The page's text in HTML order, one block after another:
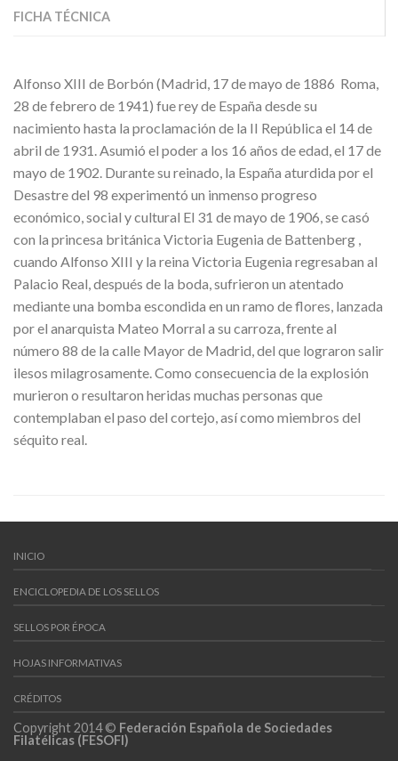
FICHA TÉCNICA
Alfonso XIII de Borbón (Madrid, 17 de mayo de 1886  Roma,
28 de febrero de 1941) fue rey de España desde su
nacimiento hasta la proclamación de la II República el 14 de
abril de 1931. Asumió el poder a los 16 años de edad, el 17 de
mayo de 1902. Durante su reinado, la España aturdida por el
Desastre del 98 experimentó un inmenso progreso
económico, social y cultural El 31 de mayo de 1906, se casó
con la princesa británica Victoria Eugenia de Battenberg ,
cuando Alfonso XIII y la reina Victoria Eugenia regresaban al
Palacio Real, después de la boda, sufrieron un atentado
mediante una bomba escondida en un ramo de flores, lanzada
por el anarquista Mateo Morral a su carroza, frente al
número 88 de la calle Mayor de Madrid, del que lograron salir
ilesos milagrosamente. Como consecuencia de la explosión
murieron o resultaron heridas muchas personas que
contemplaban el paso del cortejo, así como miembros del
séquito real.
INICIO
ENCICLOPEDIA DE LOS SELLOS
SELLOS POR ÉPOCA
HOJAS INFORMATIVAS
CRÉDITOS
Copyright 2014 © Federación Española de Sociedades
Filatélicas (FESOFI)